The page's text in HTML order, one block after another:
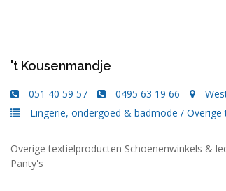
't Kousenmandje
051 40 59 57 0495 63 19 66
Lingerie, ondergoed & badmode /Overige
Overige textielproducten Schoenenwinkels &
Panty's